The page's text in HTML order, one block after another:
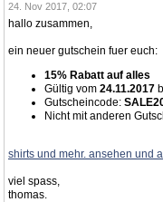
24. Nov 2017, 02:07
hallo zusammen,
ein neuer gutschein fuer euch:
15% Rabatt auf alles
Gültig vom 24.11.2017
Gutscheincode:
Nicht mit anderen
shirts und mehr. ansehen und
viel spass,
thomas.